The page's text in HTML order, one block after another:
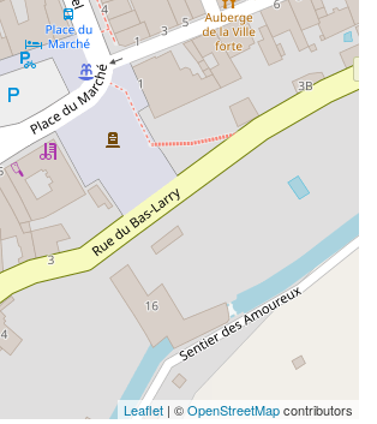
Leaflet | ©OpenStreetMapcontributors